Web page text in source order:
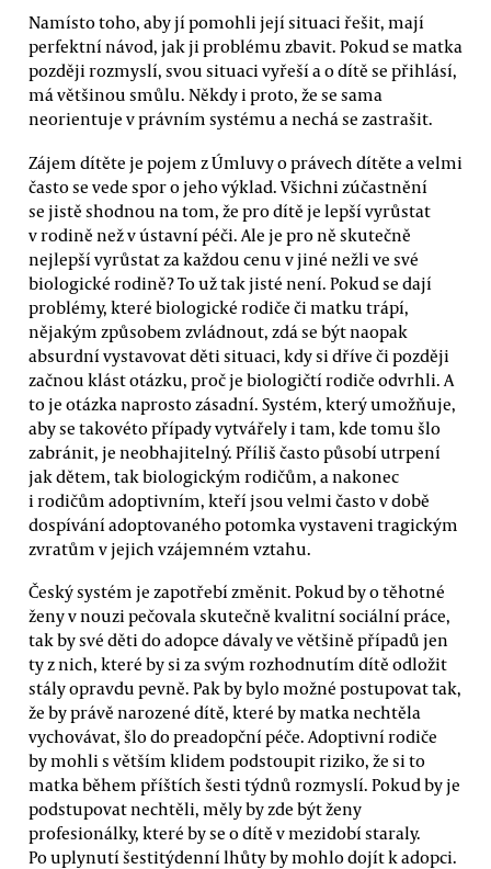
Namísto toho, aby jí pomohli její situaci řešit, mají
perfektní návod, jak ji problému zbavit. Pokud se matka
později rozmyslí, svou situaci vyřeší a o dítě se přihlásí,
má většinou smůlu. Někdy i proto, že se sama
neorientuje v právním systému a nechá se zastrašit.
Zájem dítěte je pojem z Úmluvy o právech dítěte a velmi
často se vede spor o jeho výklad. Všichni zúčastnění
se jistě shodnou na tom, že pro dítě je lepší vyrůstat
v rodině než v ústavní péči. Ale je pro ně skutečně
nejlepší vyrůstat za každou cenu v jiné nežli ve své
biologické rodině? To už tak jisté není. Pokud se dají
problémy, které biologické rodiče či matku trápí,
nějakým způsobem zvládnout, zdá se být naopak
absurdní vystavovat děti situaci, kdy si dříve či později
začnou klást otázku, proč je biologičtí rodiče odvrhli. A
to je otázka naprosto zásadní. Systém, který umožňuje,
aby se takovéto případy vytvářely i tam, kde tomu šlo
zabránit, je neobhajitelný. Příliš často působí utrpení
jak dětem, tak biologickým rodičům, a nakonec
i rodičům adoptivním, kteří jsou velmi často v době
dospívání adoptovaného potomka vystaveni tragickým
zvratům v jejich vzájemném vztahu.
Český systém je zapotřebí změnit. Pokud by o těhotné
ženy v nouzi pečovala skutečně kvalitní sociální práce,
tak by své děti do adopce dávaly ve většině případů jen
ty z nich, které by si za svým rozhodnutím dítě odložit
stály opravdu pevně. Pak by bylo možné postupovat tak,
že by právě narozené dítě, které by matka nechtěla
vychovávat, šlo do preadopční péče. Adoptivní rodiče
by mohli s větším klidem podstoupit riziko, že si to
matka během příštích šesti týdnů rozmyslí. Pokud by je
podstupovat nechtěli, měly by zde být ženy
profesionálky, které by se o dítě v mezidobí staraly.
Po uplynutí šestitýdenní lhůty by mohlo dojít k adopci.